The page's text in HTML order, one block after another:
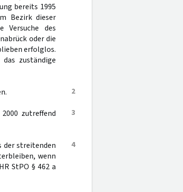
bereits 1995
Bezirk dieser
Versuche des
oder die
erfolglos.
zuständige
2
3
zutreffend
4
der streitenden
wenn
StPO § 462 a